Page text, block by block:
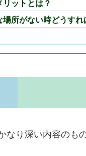
ットとは？
所がない時どうすれ
なり深い内容のも